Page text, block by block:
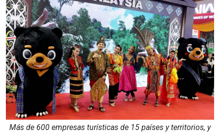
Más de 600 empresas turísticas de 15 países y territorios, y